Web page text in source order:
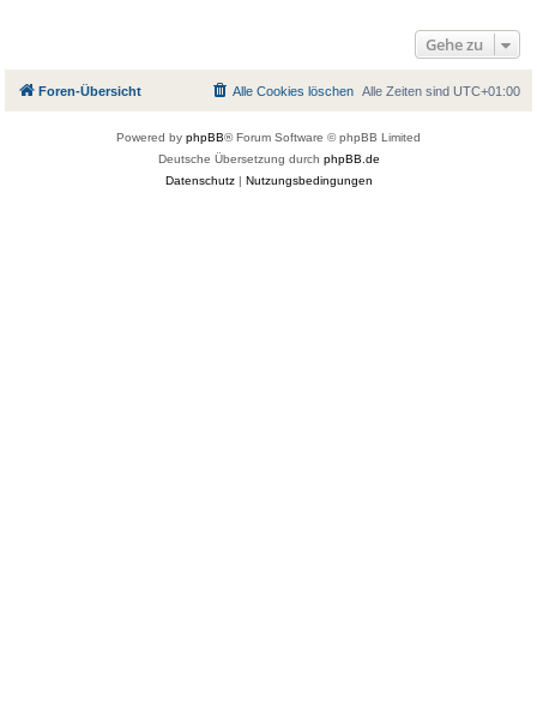
Gehe zu
Foren-Übersicht Alle Zeiten sind UTC+01:00
Alle Cookies löschen
Powered by phpBB® Forum Software © phpBB Limited
Deutsche Übersetzung durch phpBB.de
Datenschutz| Nutzungsbedingungen